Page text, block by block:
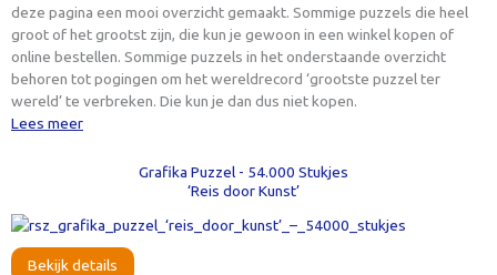
deze pagina een mooi overzicht gemaakt. Sommige puzzels die heel
groot of het grootst zijn, die kun je gewoon in een winkel kopen of
online bestellen. Sommige puzzels in het onderstaande overzicht
behoren tot pogingen om het wereldrecord ‘grootste puzzel ter
wereld’ te verbreken. Die kun je dan dus niet kopen.
Lees meer
Grafika Puzzel - 54.000 Stukjes
‘Reis door Kunst’
Bekijk details